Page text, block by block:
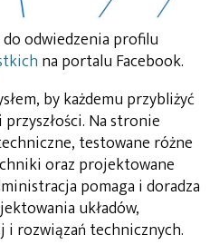
odwiedzenia profilu
na portalu Facebook.
by każdemu przybliżyć
Na stronie
testowane różne
oraz projektowane
pomaga i doradza
układów,
rozwiązań technicznych.